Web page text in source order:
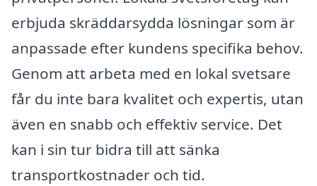
erbjuda skräddarsydda lösningar som är
anpassade efter kundens specifika behov.
Genom att arbeta med en lokal svetsare
får du inte bara kvalitet och expertis, utan
även en snabb och effektiv service. Det
kan i sin tur bidra till att sänka
transportkostnader och tid.